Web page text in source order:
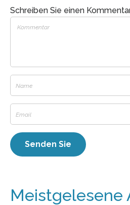
Schreiben Sie einen
Meistgelesene